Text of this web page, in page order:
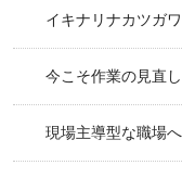
イキナリナカツガワ
今こそ作業の見直
現場主導型な職場